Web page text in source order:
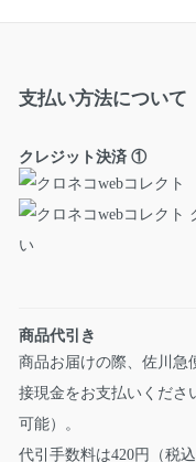
支払い方法について
クレジット決済 ①
商品代引き
商品お届けの際、佐川急
接現金をお支払いくださ
可能）。
代引手数料は420円（税込